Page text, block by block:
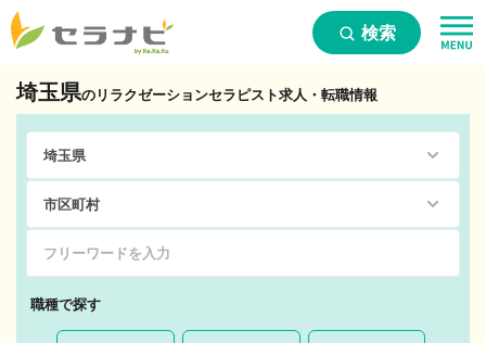
検索
埼玉県のリラクゼーションセラピスト求人・転職情報
職種で探す